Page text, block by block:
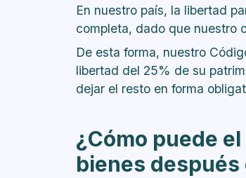
En nuestro país, la libertad
completa, dado que nuestro
De esta forma, nuestro
libertad del 25% de su
dejar el resto en forma
¿Cómo puede
bienes